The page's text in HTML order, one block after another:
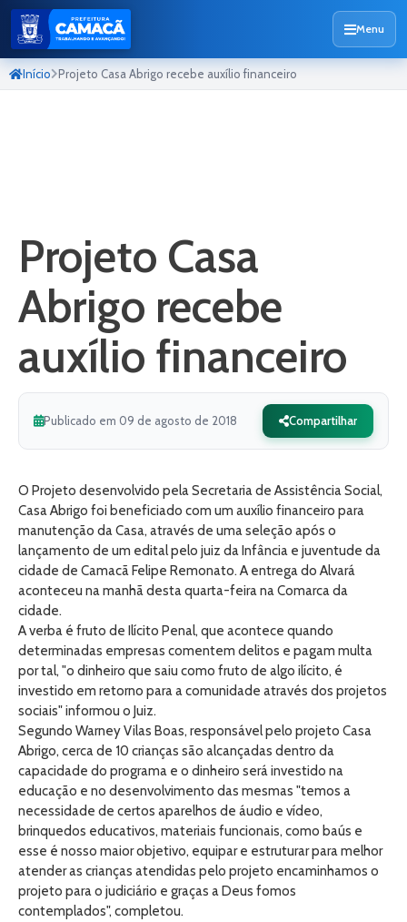
Menu
Início Projeto Casa Abrigo recebe auxílio financeiro
Projeto Casa
Abrigo recebe
auxílio financeiro
Publicado em 09 de agosto de 2018 Compartilhar
O Projeto desenvolvido pela Secretaria de Assistência Social,
Casa Abrigo foi beneficiado com um auxílio financeiro para
manutenção da Casa, através de uma seleção após o
lançamento de um edital pelo juiz da Infância e juventude da
cidade de Camacã Felipe Remonato. A entrega do Alvará
aconteceu na manhã desta quarta-feira na Comarca da
cidade.
A verba é fruto de Ilícito Penal, que acontece quando
determinadas empresas comentem delitos e pagam multa
por tal, "o dinheiro que saiu como fruto de algo ilícito, é
investido em retorno para a comunidade através dos projetos
sociais" informou o Juiz.
Segundo Warney Vilas Boas, responsável pelo projeto Casa
Abrigo, cerca de 10 crianças são alcançadas dentro da
capacidade do programa e o dinheiro será investido na
educação e no desenvolvimento das mesmas "temos a
necessidade de certos aparelhos de áudio e vídeo,
brinquedos educativos, materiais funcionais, como baús e
esse é nosso maior objetivo, equipar e estruturar para melhor
atender as crianças atendidas pelo projeto encaminhamos o
projeto para o judiciário e graças a Deus fomos
contemplados", completou.